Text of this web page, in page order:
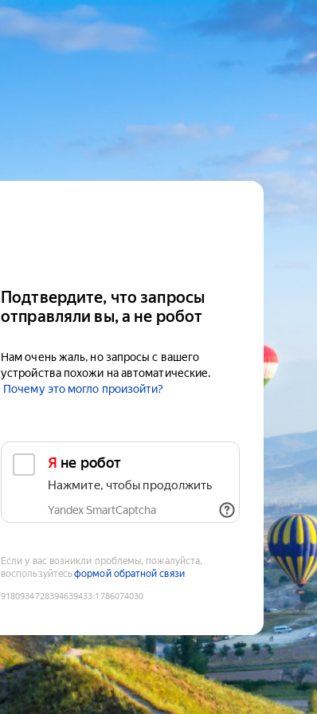
Подтвердите, что запросы
отправляли вы, а не робот
Нам очень жаль, но запросы с вашего
устройства похожи на автоматические.
Почему это могло произойти?
Я не робот
Нажмите, чтобы продолжить
Yandex SmartCaptcha
Если у вас возникли проблемы, пожалуйста,
воспользуйтесьформой обратной связи
9180934728394639433:1786074030